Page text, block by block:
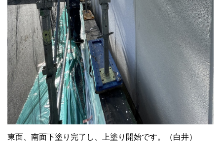
東面、南面下塗り完了し、上塗り開始です。（白井）